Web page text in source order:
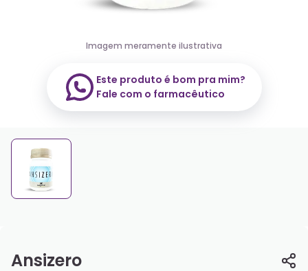
Imagem meramente ilustrativa
Este produto é bom pra mim?
Fale com o farmacêutico
Ansizero